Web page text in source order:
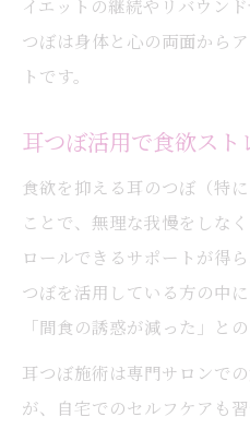
イエットの継続やリバウン
つぼは身体と心の両面から
トです。
耳つぼ活用で食欲ス
食欲を抑える耳のつぼ（特
ことで、無理な我慢をしな
ロールできるサポートが得
つぼを活用している方の中
「間食の誘惑が減った」と
耳つぼ施術は専門サロンで
が、自宅でのセルフケアも